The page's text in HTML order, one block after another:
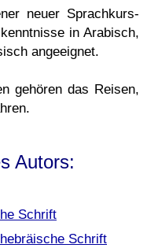
neuer Sprachkurs-
in Arabisch,
angeeignet.
gehören das Reisen,
Autors:
Schrift
Schrift